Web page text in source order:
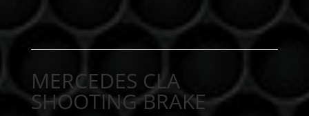
MERCEDES CLA
SHOOTING BRAKE